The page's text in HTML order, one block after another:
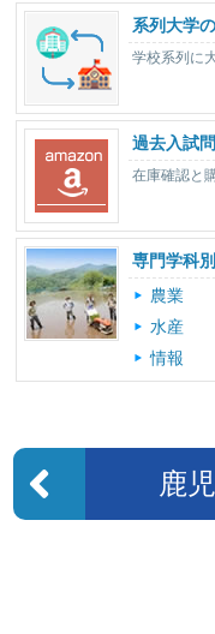
系列大学
学校系列に
過去入試
在庫確認と
専門学科別
農業
水産
情報
鹿